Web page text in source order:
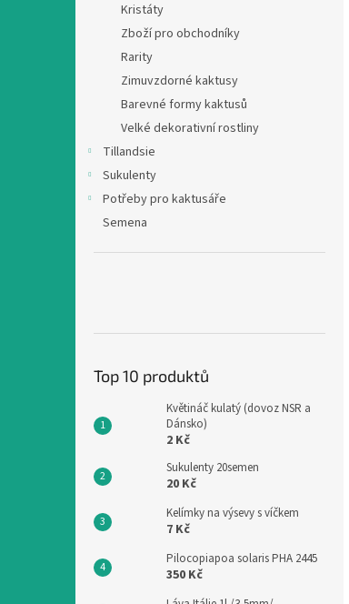
Kristáty
Zboží pro obchodníky
Rarity
Zimuvzdorné kaktusy
Barevné formy kaktusů
Velké dekorativní rostliny
Tillandsie
Sukulenty
Potřeby pro kaktusáře
Semena
Top 10 produktů
Květináč kulatý (dovoz NSR a
Dánsko)
2 Kč
Sukulenty 20semen
20 Kč
Kelímky na výsevy s víčkem
7 Kč
Pilocopiapoa solaris PHA 2445
350 Kč